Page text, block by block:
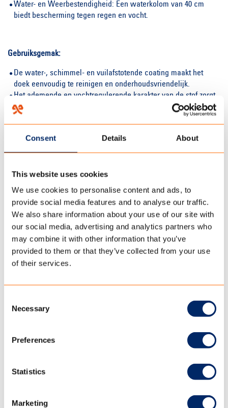
Consent Details About
This website uses cookies
We use cookies to personalise content and ads, to
provide social media features and to analyse our traffic.
We also share information about your use of our site with
our social media, advertising and analytics partners who
may combine it with other information that you’ve
provided to them or that they’ve collected from your use
of their services.
Selection
Necessary
Preferences
Statistics
Marketing
Water- en Weerbestendigheid: Een waterkolom van 40 cm
biedt bescherming tegen regen en vocht.
Gebruiksgemak:
De water-, schimmel- en vuilafstotende coating maakt het
doek eenvoudig te reinigen en onderhoudsvriendelijk.
Het ademende en vochtregulerende karakter van de stof zorgt
voor extra comfort in verschillende klimaten.
Ideaal voor professioneel gebruik, zoals voor glamping tenten,
veiligheid, comfort en duurzaamheid combineert, waardoor het
perfect is voor professionals die in uitdagende omstandigheden
werken.
TenCate Outdoor Fabrics Polycotton Coated: de perfecte mix van
katoen en polyester!
Voor wie op zoek is naar een combinatie van natuurlijke
vochtregulerende eigenschappen van katoen met de sterkte en
duurzaamheid van polyester.
breedte van 202 cm. Dit maakt het doek stevig en geschikt voor
intensief gebruik, terwijl het toch flexibel genoeg blijft voor